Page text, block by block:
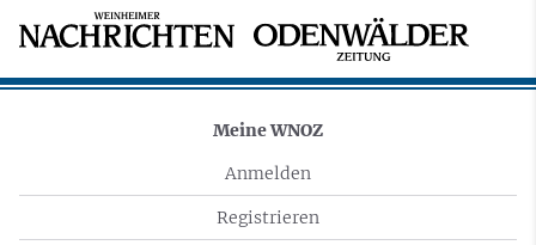
Meine WNOZ
Anmelden
Registrieren